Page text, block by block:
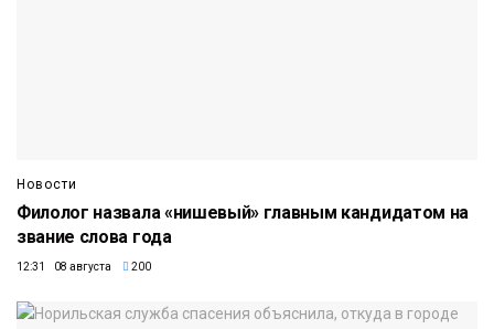
Новости
Филолог назвала «нишевый» главным кандидатом на
звание слова года
12:31 08 августа 200